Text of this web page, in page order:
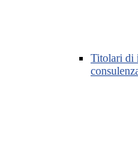
Titolari di